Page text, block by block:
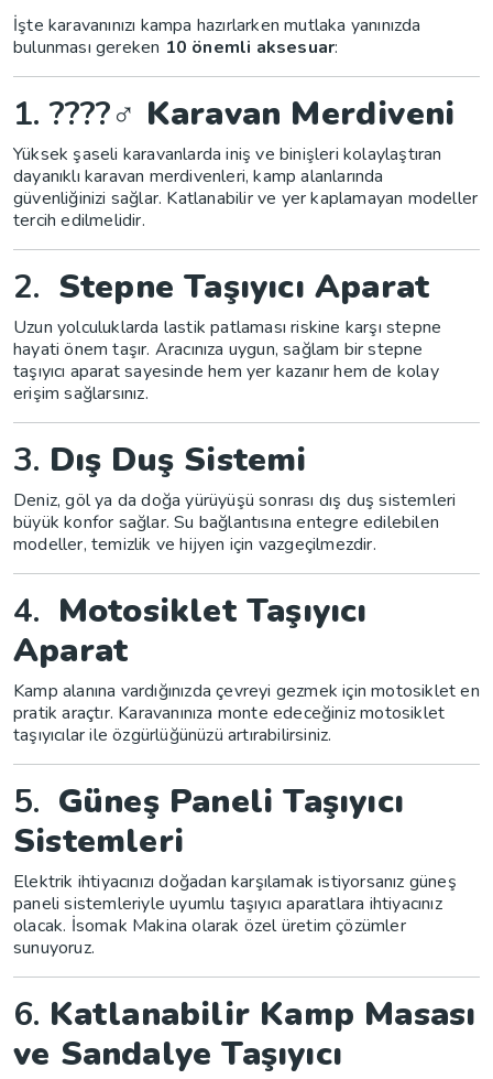
İşte karavanınızı kampa hazırlarken mutlaka yanınızda
bulunması gereken 10 önemli aksesuar:
1. ????‍♂️ Karavan Merdiveni
Yüksek şaseli karavanlarda iniş ve binişleri kolaylaştıran
dayanıklı karavan merdivenleri, kamp alanlarında
güvenliğinizi sağlar. Katlanabilir ve yer kaplamayan modeller
tercih edilmelidir.
2. Stepne Taşıyıcı Aparat
Uzun yolculuklarda lastik patlaması riskine karşı stepne
hayati önem taşır. Aracınıza uygun, sağlam bir stepne
taşıyıcı aparat sayesinde hem yer kazanır hem de kolay
erişim sağlarsınız.
3. Dış Duş Sistemi
Deniz, göl ya da doğa yürüyüşü sonrası dış duş sistemleri
büyük konfor sağlar. Su bağlantısına entegre edilebilen
modeller, temizlik ve hijyen için vazgeçilmezdir.
4. Motosiklet Taşıyıcı
Aparat
Kamp alanına vardığınızda çevreyi gezmek için motosiklet en
pratik araçtır. Karavanınıza monte edeceğiniz motosiklet
taşıyıcılar ile özgürlüğünüzü artırabilirsiniz.
5. Güneş Paneli Taşıyıcı
Sistemleri
Elektrik ihtiyacınızı doğadan karşılamak istiyorsanız güneş
paneli sistemleriyle uyumlu taşıyıcı aparatlara ihtiyacınız
olacak. İsomak Makina olarak özel üretim çözümler
sunuyoruz.
6. Katlanabilir Kamp Masası
ve Sandalye Taşıyıcı